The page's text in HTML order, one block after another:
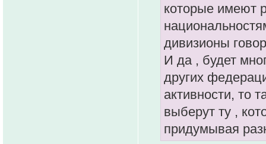
которые имеют
дивизионы
И да , будет
других
активности, то
выберут ту ,
придумывая